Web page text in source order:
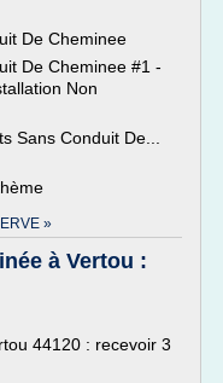
De Cheminee
De Cheminee #1 -
Non
Sans Conduit De...
»
à Vertou :
44120 : recevoir 3